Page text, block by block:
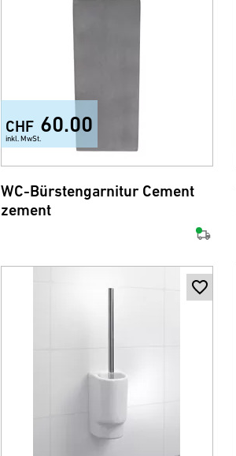
CHF 60.00
inkl. MwSt.
WC-Bürstengarnitur Cement
zement